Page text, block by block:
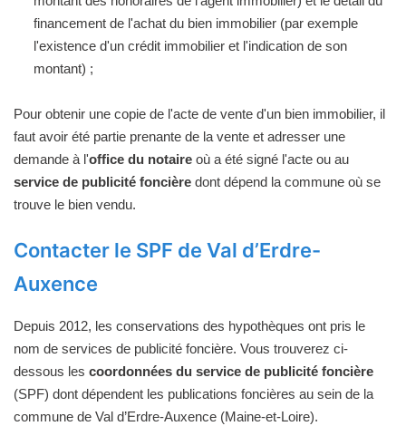
financement de l'achat du bien immobilier (par exemple
l'existence d'un crédit immobilier et l'indication de son
montant) ;
Pour obtenir une copie de l'acte de vente d'un bien immobilier, il
faut avoir été partie prenante de la vente et adresser une
demande à l'office du notaire où a été signé l'acte ou au
service de publicité foncière dont dépend la commune où se
trouve le bien vendu.
Contacter le SPF de Val d’Erdre-
Auxence
Depuis 2012, les conservations des hypothèques ont pris le
nom de services de publicité foncière. Vous trouverez ci-
dessous les coordonnées du service de publicité foncière
(SPF) dont dépendent les publications foncières au sein de la
commune de Val d’Erdre-Auxence (Maine-et-Loire).